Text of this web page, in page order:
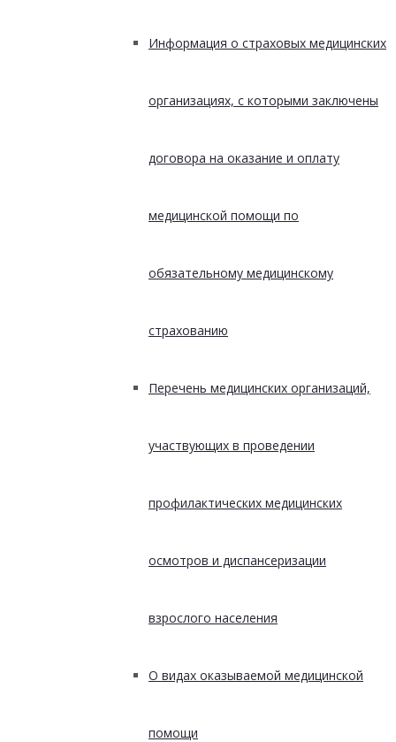
Информация о страховых медицинских
организациях, с которыми заключены
договора на оказание и оплату
медицинской помощи по
обязательному медицинскому
страхованию
Перечень медицинских организаций,
участвующих в проведении
профилактических медицинских
осмотров и диспансеризации
взрослого населения
О видах оказываемой медицинской
помощи